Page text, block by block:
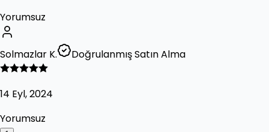
Yorumsuz
Solmazlar K. Doğrulanmış Satın Alma
14 Eyl, 2024
Yorumsuz